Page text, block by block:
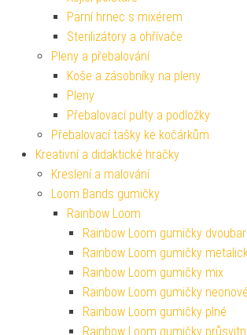
Parní hrnec s mixérem
Sterilizátory a ohřívače
Pleny a přebalování
Koše a zásobníky na pleny
Pleny
Přebalovací pulty a podložky
Přebalovací tašky ke kočárkům
Kreativní a didaktické hračky
Kreslení a malování
Loom Bands gumičky
Rainbow Loom
Rainbow Loom gumičky
Rainbow Loom gumičky
Rainbow Loom gumičky mix
Rainbow Loom gumičky neonové
Rainbow Loom gumičky plné
Rainbow Loom gumičky